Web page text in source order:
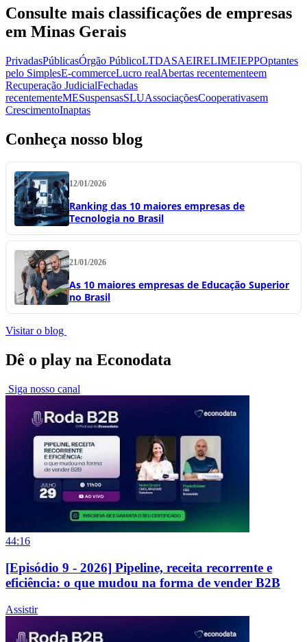
Consulte mais classificações de empresas
em Minas Gerais
PrivadasPúblicasÓrgão PúblicoLTDASAEIRELIMEIEPPOptantes
pelo SimplesE-commerceLucro realAbertas recentementeem
Recuperação JudicialFechadas
recentementeMESuspensasSLUAssociaçõesCooperativasem
CrescimentoInaptas
Conheça nosso blog
12/01/2026
Ranking das 10 maiores empresas de
Tecnologia no Brasil
21/01/2026
As 10 maiores empresas de Educação Superior
no Brasil
Visitar o blog
Dê o play na Econodata
Siga nosso canal
44:16
[Episódio 9 - 2026] Pipeline, receita recorrente e
eficiência: o que mudou na forma de vender B2B
Assistir